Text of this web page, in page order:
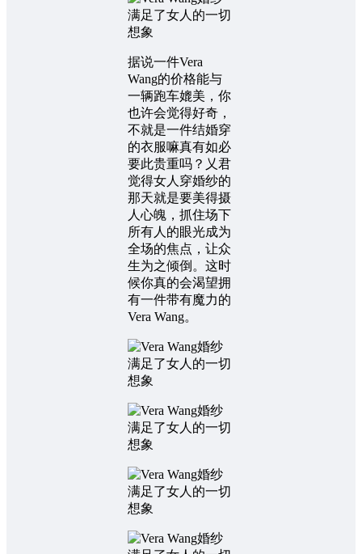
据说一件Vera
Wang的价格能与
一辆跑车媲美，你
也许会觉得好奇，
不就是一件结婚穿
的衣服嘛真有如必
要此贵重吗？乂君
觉得女人穿婚纱的
那天就是要美得摄
人心魄，抓住场下
所有人的眼光成为
全场的焦点，让众
生为之倾倒。这时
候你真的会渴望拥
有一件带有魔力的
Vera Wang。